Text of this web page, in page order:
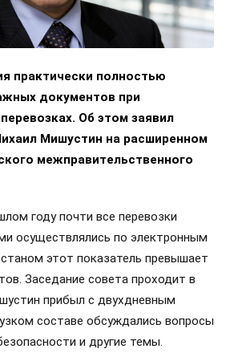
практически полностью
документов при
Об этом заявил
Мишустин на расширенном
межправительственного
году почти все перевозки
осуществлялись по электронным
этот показатель превышает
Заседание совета проходит в
прибыл с двухдневным
составе обсуждались вопросы
и другие темы.